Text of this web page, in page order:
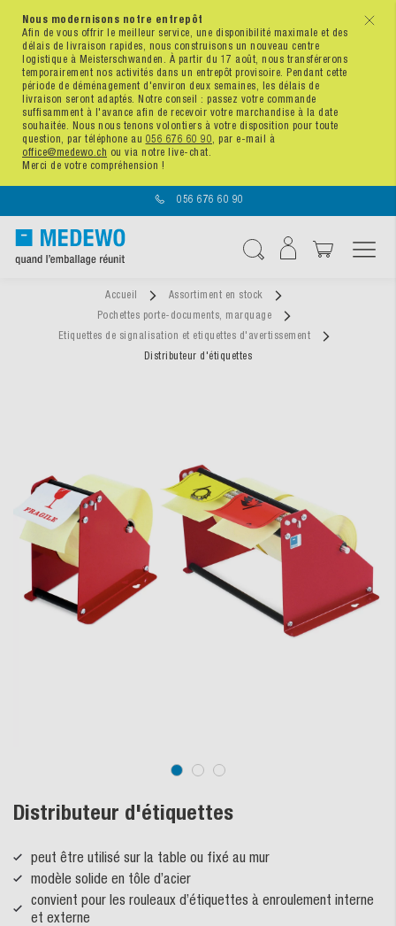
x
Nous modernisons notre entrepôt
Afin de vous offrir le meilleur service, une disponibilité maximale et des
délais de livraison rapides, nous construisons un nouveau centre
logistique à Meisterschwanden. À partir du 17 août, nous transférerons
temporairement nos activités dans un entrepôt provisoire. Pendant cette
période de déménagement d'environ deux semaines, les délais de
livraison seront adaptés. Notre conseil : passez votre commande
suffisamment à l'avance afin de recevoir votre marchandise à la date
souhaitée. Nous nous tenons volontiers à votre disposition pour toute
question, par téléphone au 056 676 60 90, par e-mail à
office@medewo.ch ou via notre live-chat.
Merci de votre compréhension !
056 676 60 90
Accueil
Assortiment en stock
Pochettes porte-documents, marquage
Etiquettes de signalisation et etiquettes d'avertissement
Distributeur d'étiquettes
Distributeur d'étiquettes
peut être utilisé sur la table ou fixé au mur
modèle solide en tôle d’acier
convient pour les rouleaux d’étiquettes à enroulement interne
et externe